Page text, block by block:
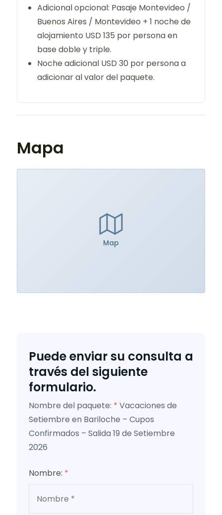
Adicional opcional: Pasaje Montevideo /
Buenos Aires / Montevideo + 1 noche de
alojamiento USD 135 por persona en
base doble y triple.
Noche adicional USD 30 por persona a
adicionar al valor del paquete.
Mapa
Map
Puede enviar su consulta a
través del siguiente
formulario.
Nombre del paquete: * Vacaciones de
Setiembre en Bariloche – Cupos
Confirmados – Salida 19 de Setiembre
2026
Nombre: *